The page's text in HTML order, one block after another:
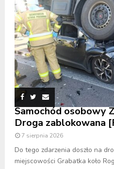
Samochód osobowy
Droga zablokowana
7 sierpnia 2026
Do tego zdarzenia doszło na
miejscowości Grabatka koło